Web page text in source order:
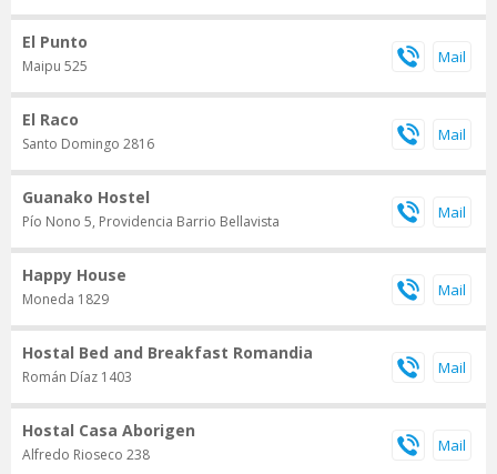
El Punto
Maipu 525
El Raco
Santo Domingo 2816
Guanako Hostel
Pío Nono 5, Providencia Barrio Bellavista
Happy House
Moneda 1829
Hostal Bed and Breakfast Romandia
Román Díaz 1403
Hostal Casa Aborigen
Alfredo Rioseco 238